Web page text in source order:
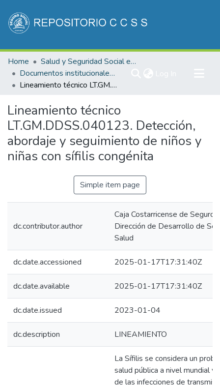
Communities & Collections
All of DSpace
Statistics
Home
Salud y Seguridad Social en Costa Rica
Documentos institucionales DDSS
Lineamiento técnico LT.GM.DDSS.040123. Detección, abordaje y seguimiento de niños y niñas con sífilis congénita
Lineamiento técnico
LT.GM.DDSS.040123. Detección,
abordaje y seguimiento de niños y
niñas con sífilis congénita
Simple item page
dc.contributor.author
Caja Costarricense de Seguro
Dirección de Desarrollo de
Salud
dc.date.accessioned 2025-01-17T17:31:40Z
dc.date.available 2025-01-17T17:31:40Z
dc.date.issued 2023-01-04
dc.description LINEAMIENTO
La Sífilis se considera un
salud pública a nivel mundial
de las infecciones de